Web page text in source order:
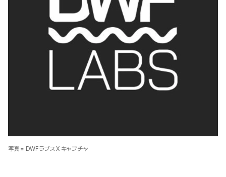
写真 = DWFラブス X キャプチャ